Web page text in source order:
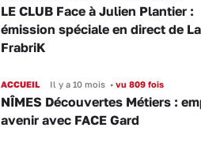
LE CLUB Face à Julien Plantier :
émission spéciale en direct de La
FrabriK
ACCUEIL Il y a 10 mois •vu 809 fois
NÎMES Découvertes Métiers :
avenir avec FACE Gard